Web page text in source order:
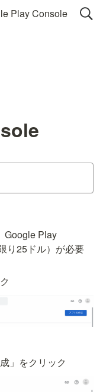
Play Console
Google Play
り25ドル）が必要
」をクリック